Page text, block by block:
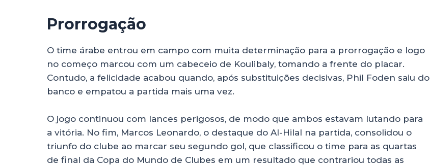
Prorrogação
O time árabe entrou em campo com muita determinação para a prorrogação e logo
no começo marcou com um cabeceio de Koulibaly, tomando a frente do placar.
Contudo, a felicidade acabou quando, após substituições decisivas, Phil Foden saiu do
banco e empatou a partida mais uma vez.
O jogo continuou com lances perigosos, de modo que ambos estavam lutando para
a vitória. No fim, Marcos Leonardo, o destaque do Al-Hilal na partida, consolidou o
triunfo do clube ao marcar seu segundo gol, que classificou o time para as quartas
de final da Copa do Mundo de Clubes em um resultado que contrariou todas as